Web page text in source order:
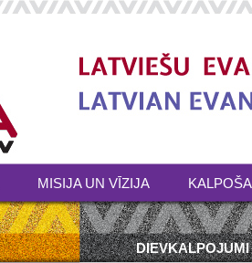
MISIJA UN VĪZIJA
DIEVKALPOJUMI